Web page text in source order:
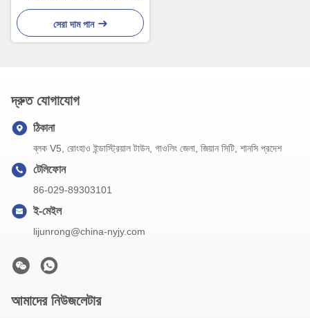
-20 থেকে 400 ডিগ্রি
সেরা দাম পান
দ্রুত যোগাযোগ
ঠিকানা
ব্লক V5, রোংহাও ইন্ডাস্ট্রিয়াল টাউন, গাওলিং জেলা, জিয়ান সিটি, শানসি প্রদেশ
টেলিফোন
86-029-89303101
ই-মেইল
lijunrong@china-nyjy.com
আমাদের নিউজলেটার